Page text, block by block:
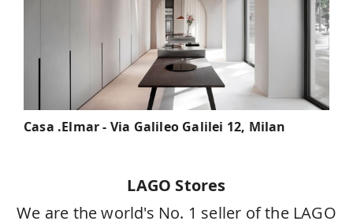
Casa .Elmar - Via Galileo Galilei 12, Milan
LAGO Stores
We are the world's No. 1 seller of the LAGO